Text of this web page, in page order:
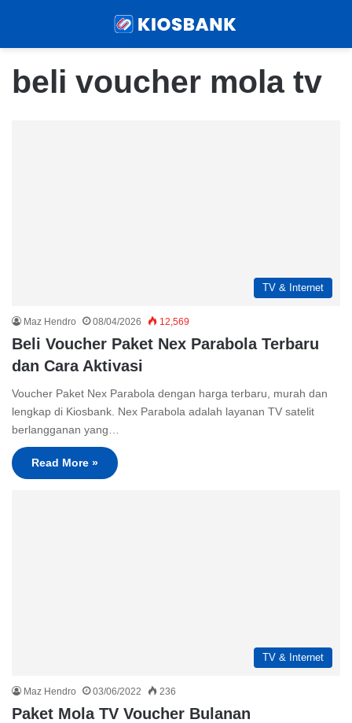
beli voucher mola tv
TV & Internet
Maz Hendro 08/04/2026 12,569
Beli Voucher Paket Nex Parabola Terbaru
dan Cara Aktivasi
Voucher Paket Nex Parabola dengan harga terbaru, murah dan
lengkap di Kiosbank. Nex Parabola adalah layanan TV satelit
berlangganan yang…
Read More »
TV & Internet
Maz Hendro 03/06/2022 236
Paket Mola TV Voucher Bulanan